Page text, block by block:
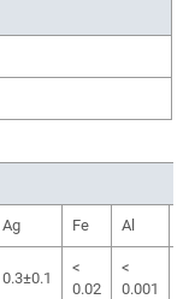
Ag Fe Al
0.3±0.1
<
0.02
<
0.001